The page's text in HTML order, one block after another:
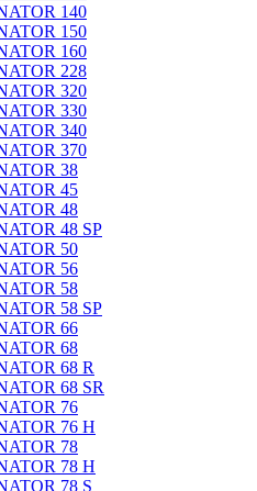
140
150
160
228
320
330
340
370
38
45
48
48 SP
50
56
58
58 SP
66
68
68 R
68 SR
76
76 H
78
78 H
78 S